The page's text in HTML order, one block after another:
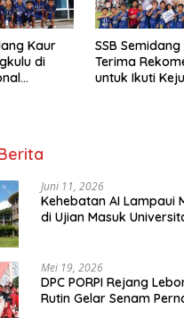
Kaur
di
SSB
Terima
untuk Ikuti
Juni 11, 2026
Kehebatan AI Lampaui
di Ujian Masuk
Mei 19, 2026
DPC PORPI Rejang
Rutin Gelar Senam